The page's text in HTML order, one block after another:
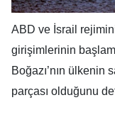
ABD ve İsrail
girişimlerinin
Boğazı’nın ülkenin
parçası olduğunu